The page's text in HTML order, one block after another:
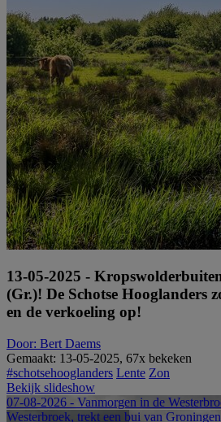
13-05-2025 -
(Gr.)! De Schotse Hooglanders
en de verkoeling op!
Door: Bert Daems
Gemaakt: 13-05-2025, 67x bekeken
#schotsehooglanders Lente Zon
Bekijk slideshow
07-08-2026 - Vanmorgen in de
Westerbroek, trekt een bui van